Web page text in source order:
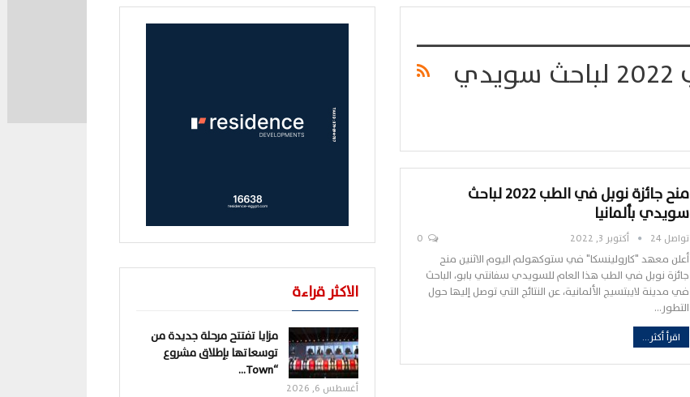
منح جائزة نوبل في الطب 2022 لباحث سويدي
منح جائزة نوبل في الطب 2022 لباحث
سويدي بألمانيا
تواصل 24 أكتوبر 3, 2022
أعلن معهد "كارولينسكا" في ستوكهولم اليوم الاثنين منح
جائزة نوبل في الطب هذا العام للسويدي سفانتي بابو، الباحث
في مدينة لايبتسيج الألمانية، عن النتائج التي توصل إليها حول
التطور…
اقرأ أكثر...
الاكثر قراءة
مزايا تفتتح مرحلة جديدة من
توسعاتها بإطلاق مشروع
“Town…
أغسطس 6, 2026